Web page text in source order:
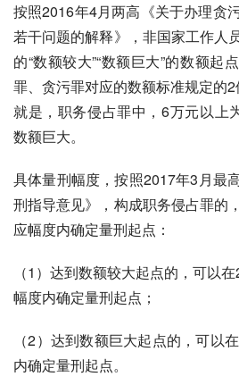
按照2016年4月两高《关于办理贪
若干问题的解释》，非国家工作人
的“数额较大”“数额巨大”的数额起
罪、贪污罪对应的数额标准规定的
就是，职务侵占罪中，6万元以上
数额巨大。
具体量刑幅度，按照2017年3月最
刑指导意见》，构成职务侵占罪的
应幅度内确定量刑起点：
（1）达到数额较大起点的，可以
幅度内确定量刑起点；
（2）达到数额巨大起点的，可以
内确定量刑起点。